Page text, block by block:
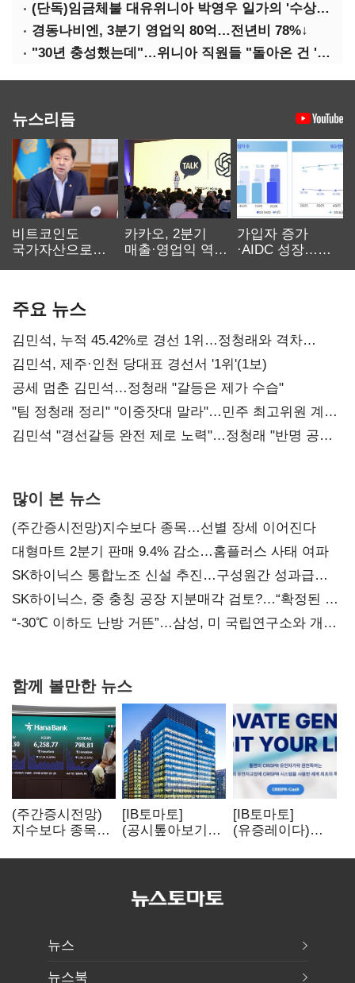
(단독)임금체불 대유위니아 박영우 일가의 '수상한 별장'
경동나비엔, 3분기 영업익 80억…전년비 78%↓
"30년 충성했는데"…위니아 직원들 "돌아온 건 '배신'"
뉴스리듬
비트코인도
국가자산으로…'
카카오, 2분기
매출·영업익 역대
가입자 증가
·AIDC 성장…
주요 뉴스
김민석, 누적 45.42%로 경선 1위…정청래와 격차
0.86%p(2보)
김민석, 제주·인천 당대표 경선서 '1위'(1보)
공세 멈춘 김민석…정청래 "갈등은 제가 수습"
"팀 정청래 정리" "이중잣대 말라"…민주 최고위원 계파
다툼 격화
김민석 "경선갈등 완전 제로 노력"…정청래 "반명 공세
많이 본 뉴스
(주간증시전망)지수보다 종목…선별 장세 이어진다
대형마트 2분기 판매 9.4% 감소…홈플러스 사태 여파
SK하이닉스 통합노조 신설 추진…구성원간 성과급
불만 확산
SK하이닉스, 중 충칭 공장 지분매각 검토?…“확정된 바
없어”
“-30℃ 이하도 난방 거뜬”…삼성, 미 국립연구소와 개발
함께 볼만한 뉴스
(주간증시전망)
지수보다 종목…
이어진다
[IB토마토]
(공시톺아보기)
바로 매출로
[IB토마토]
(유증레이다)
3분의 1 토막…
뉴스
뉴스북